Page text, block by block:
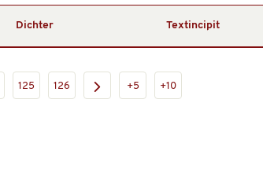
Dichter Textincipit
125 126 +5 +10